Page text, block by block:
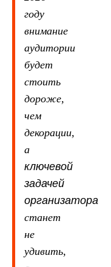
году
внимание
аудитории
будет
стоить
дороже,
чем
декорации,
а
ключевой
задачей
организатора
станет
не
удивить,